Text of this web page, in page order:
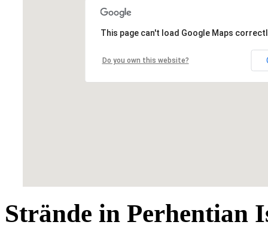
This page can't load Google Maps
Do you own this website?
Strände in Perhentian